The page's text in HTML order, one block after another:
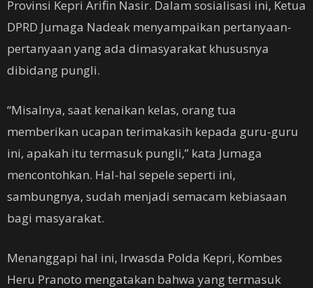
Provinsi Kepri Arifin Nasir. Dalam sosialisasi ini, Ketua
DPRD Jumaga Nadeak menyampaikan pertanyaan-
pertanyaan yang ada dimasyarakat khususnya
dibidang pungli.
“Misalnya, saat kenaikan kelas, orang tua
memberikan ucapan terimakasih kepada guru-guru
ini, apakah itu termasuk pungli,” kata Jumaga
mencontohkan. Hal-hal sepele seperti ini,
sambungnya, sudah menjadi semacam kebiasaan
bagi masyarakat.
Menanggapi hal ini, Irwasda Polda Kepri, Kombes
Heru Pranoto mengatakan bahwa yang termasuk